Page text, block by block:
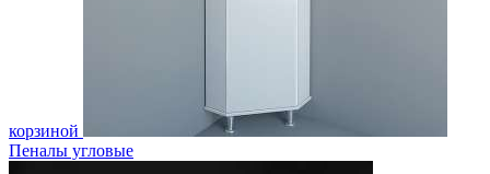
корзиной
Пеналы угловые